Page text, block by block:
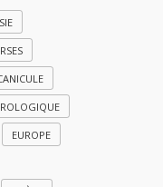
EUROPE